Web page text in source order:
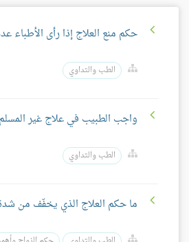
حكم منع العلاج إذا رأى الأطباء
الطب والتداوي
واجب الطبيب في علاج غير
الطب والتداوي
ما حكم العلاج الذي يخفّف من